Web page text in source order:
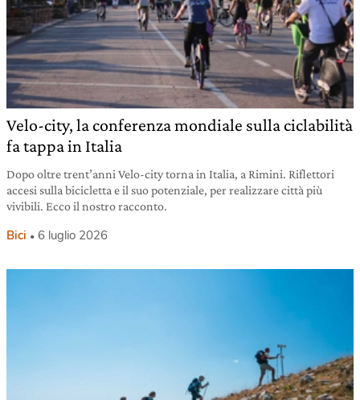
Velo-city, la conferenza mondiale sulla ciclabilità
fa tappa in Italia
Dopo oltre trent’anni Velo-city torna in Italia, a Rimini. Riflettori
accesi sulla bicicletta e il suo potenziale, per realizzare città più
vivibili. Ecco il nostro racconto.
Bici 6 luglio 2026